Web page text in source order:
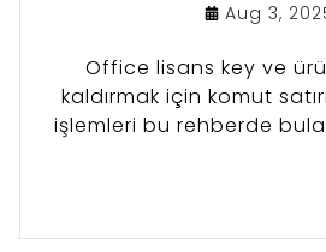
Aug 3,
Office lisans key ve
kaldırmak için komut
işlemleri bu rehberde